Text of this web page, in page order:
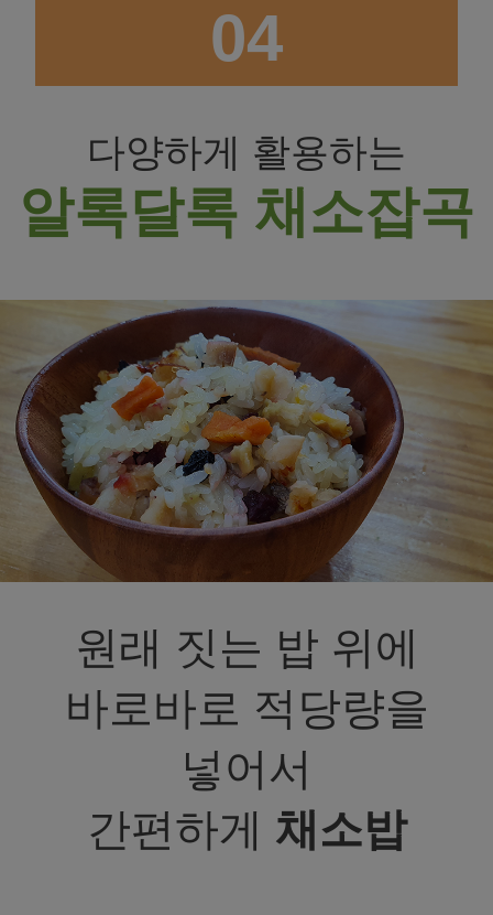
04
다양하게 활용하는
알록달록 채소잡곡
원래 짓는 밥 위에
바로바로 적당량을
넣어서
간편하게 채소밥